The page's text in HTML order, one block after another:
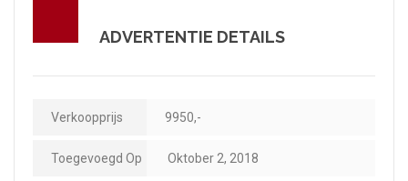
ADVERTENTIE DETAILS
Verkoopprijs 9950,-
Toegevoegd Op Oktober 2, 2018